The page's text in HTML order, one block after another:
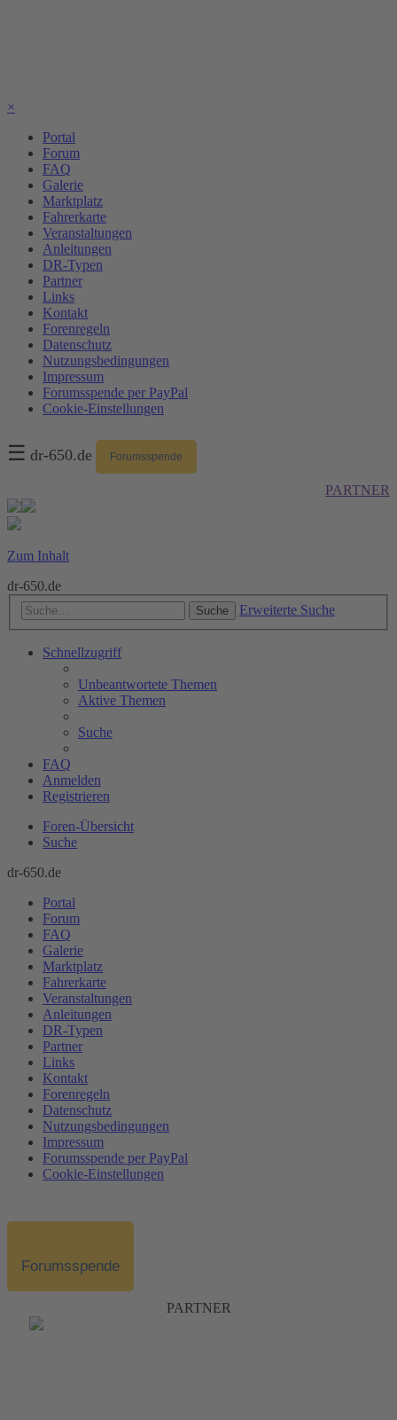
×
Portal
Forum
FAQ
Galerie
Marktplatz
Fahrerkarte
Veranstaltungen
Anleitungen
DR-Typen
Partner
Links
Kontakt
Forenregeln
Datenschutz
Nutzungsbedingungen
Impressum
Forumsspende per PayPal
Cookie-Einstellungen
☰ dr-650.de Forumsspende
PARTNER
Zum Inhalt
dr-650.de
Suche Erweiterte Suche
Schnellzugriff
Unbeantwortete Themen
Aktive Themen
Suche
FAQ
Anmelden
Registrieren
Foren-Übersicht
Suche
dr-650.de
Portal
Forum
FAQ
Galerie
Marktplatz
Fahrerkarte
Veranstaltungen
Anleitungen
DR-Typen
Partner
Links
Kontakt
Forenregeln
Datenschutz
Nutzungsbedingungen
Impressum
Forumsspende per PayPal
Cookie-Einstellungen
Forumsspende
PARTNER